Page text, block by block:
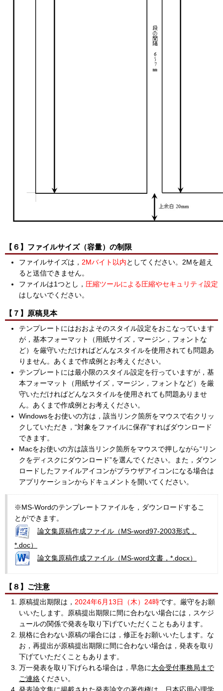
【６】ファイルサイズ（容量）の制限
ファイルサイズは， 2Mバイト以内としてください。2Mを超え
ると送信できません。
ファイルは1つとし， 圧縮ツールによる圧縮やセキュリティ設定
はしないでください。
【７】原稿見本
テンプレートにはおおよそのスタイル設定をおこなっています
が，基本フォーマット（用紙サイズ，マージン，フォントな
ど）を厳守いただければどんなスタイルを使用されても問題あ
りません。あくまで作成例とお考えください。
テンプレートには最小限のスタイル設定を行っていますが，基
本フォーマット（用紙サイズ，マージン，フォントなど）を厳
守いただければどんなスタイルを使用されても問題ありませ
ん。あくまで作成例とお考えください。
Windowsをお使いの方は，該当リンク箇所をマウスで右クリッ
クしていただき，“対象をファイルに保存”すればダウンロード
できます。
Macをお使いの方は該当リンク箇所をマウスで押しながら“リン
クをディスクにダウンロード”を選んでください。また，ダウン
ロードしたファイルアイコンがブラウザアイコンになる場合は
アプリケーションからドキュメントを開いてください。
※MS-Wordのテンプレートファイルを，ダウンロードするこ
とができます。
論文集原稿作成ファイル（MS-word97-2003形式，
*.doc）
論文集原稿作成ファイル（MS-word文書，*.docx）
【８】ご注意
原稿提出期限は， 2024年6月13日（木）24時です。厳守をお願
いいたします。原稿提出期限に間に合わない場合には，スケジ
ュールの関係で発表を取り下げていただくこともあります。
規格に合わない原稿の場合には，修正をお願いいたします。な
お，再提出が原稿提出期限に間に合わない場合は，発表を取り
下げていただくこともあります。
万一発表を取り下げられる場合は，早急に大会受付事務局まで
ご連絡ください。
発表論文集に掲載された発表論文の著作権は，日本応用心理学